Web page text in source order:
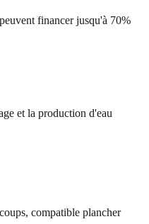
financer jusqu'à 70%
et la production d'eau
compatible plancher